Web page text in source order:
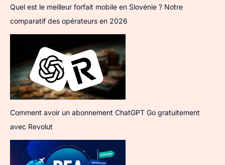
Quel est le meilleur forfait mobile en Slovénie ? Notre
comparatif des opérateurs en 2026
Comment avoir un abonnement ChatGPT Go gratuitement
avec Revolut